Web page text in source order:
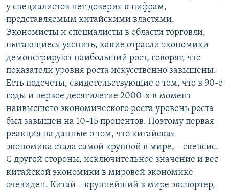
у специалистов нет доверия к цифрам,
представляемым китайскими властями.
Экономисты и специалисты в области торговли,
пытающиеся уяснить, какие отрасли экономики
демонстрируют наибольший рост, говорят, что
показатели уровня роста искусственно завышены.
Есть подсчеты, свидетельствующие о том, что в 90-е
годы и первое десятилетие 2000-х в момент
наивысшего экономического роста уровень роста
был завышен на 10–15 процентов. Поэтому первая
реакция на данные о том, что китайская
экономика стала самой крупной в мире, – скепсис.
С другой стороны, исключительное значение и вес
китайской экономики в мировой экономике
очевиден. Китай – крупнейший в мире экспортер,